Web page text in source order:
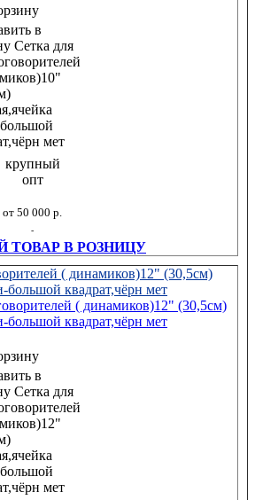
крупный
опт
от 50 000 р.
-
ТОВАР В РОЗНИЦУ
( динамиков)12" (30,5см)
большой квадрат,чёрн мет